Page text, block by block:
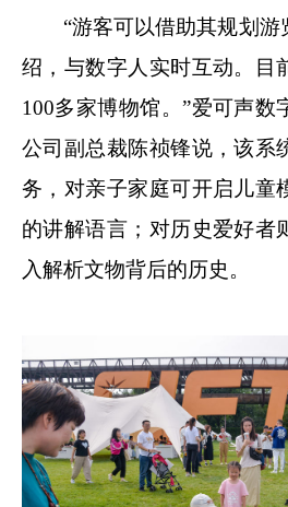
“游客可以借助其规划游
绍，与数字人实时互动。目
100多家博物馆。”爱可声数
公司副总裁陈祯锋说，该系
务，对亲子家庭可开启儿童
的讲解语言；对历史爱好者
入解析文物背后的历史。